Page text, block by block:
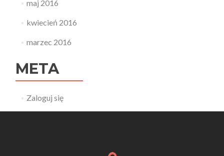
maj 2016
kwiecień 2016
marzec 2016
META
Zaloguj się